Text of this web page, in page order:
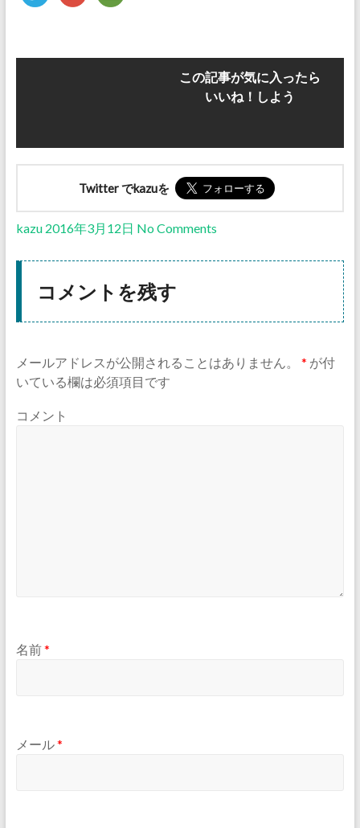
この記事が気に入ったら
いいね！しよう
Twitter でkazuを
kazu 2016年3月12日 No Comments
コメントを残す
メールアドレスが公開されることはありません。 * が付
いている欄は必須項目です
コメント
名前*
メール*